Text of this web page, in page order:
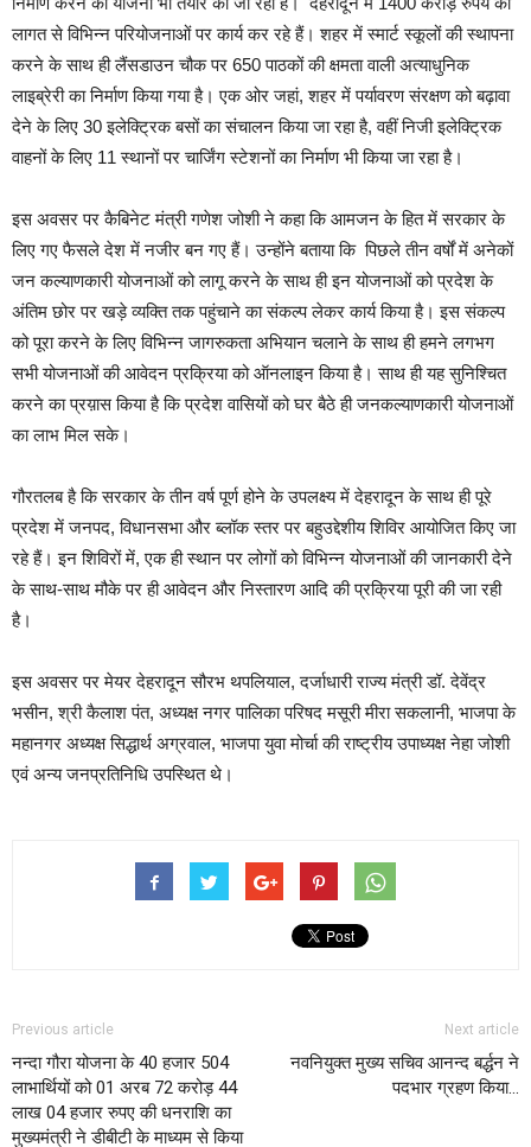
लागत से विभिन्न परियोजनाओं पर कार्य कर रहे हैं। शहर में स्मार्ट स्कूलों की स्थापना
करने के साथ ही लैंसडाउन चौक पर 650 पाठकों की क्षमता वाली अत्याधुनिक
लाइब्रेरी का निर्माण किया गया है। एक ओर जहां, शहर में पर्यावरण संरक्षण को बढ़ावा
देने के लिए 30 इलेक्ट्रिक बसों का संचालन किया जा रहा है, वहीं निजी इलेक्ट्रिक
वाहनों के लिए 11 स्थानों पर चार्जिंग स्टेशनों का निर्माण भी किया जा रहा है।
इस अवसर पर कैबिनेट मंत्री गणेश जोशी ने कहा कि आमजन के हित में सरकार के
लिए गए फैसले देश में नजीर बन गए हैं। उन्होंने बताया कि पिछले तीन वर्षों में अनेकों
जन कल्याणकारी योजनाओं को लागू करने के साथ ही इन योजनाओं को प्रदेश के
अंतिम छोर पर खड़े व्यक्ति तक पहुंचाने का संकल्प लेकर कार्य किया है। इस संकल्प
को पूरा करने के लिए विभिन्न जागरुकता अभियान चलाने के साथ ही हमने लगभग
सभी योजनाओं की आवेदन प्रक्रिया को ऑनलाइन किया है। साथ ही यह सुनिश्चित
करने का प्रय़ास किया है कि प्रदेश वासियों को घर बैठे ही जनकल्याणकारी योजनाओं
का लाभ मिल सके।
गौरतलब है कि सरकार के तीन वर्ष पूर्ण होने के उपलक्ष्य में देहरादून के साथ ही पूरे
प्रदेश में जनपद, विधानसभा और ब्लॉक स्तर पर बहुउद्देशीय शिविर आयोजित किए जा
रहे हैं। इन शिविरों में, एक ही स्थान पर लोगों को विभिन्न योजनाओं की जानकारी देने
के साथ-साथ मौके पर ही आवेदन और निस्तारण आदि की प्रक्रिया पूरी की जा रही
है।
इस अवसर पर मेयर देहरादून सौरभ थपलियाल, दर्जाधारी राज्य मंत्री डॉ. देवेंद्र
भसीन, श्री कैलाश पंत, अध्यक्ष नगर पालिका परिषद मसूरी मीरा सकलानी, भाजपा के
महानगर अध्यक्ष सिद्धार्थ अग्रवाल, भाजपा युवा मोर्चा की राष्ट्रीय उपाध्यक्ष नेहा जोशी
एवं अन्य जनप्रतिनिधि उपस्थित थे।
Previous article
नन्दा गौरा योजना के 40 हजार 504
लाभार्थियों को 01 अरब 72 करोड़ 44
लाख 04 हजार रुपए की धनराशि का
मुख्यमंत्री ने डीबीटी के माध्यम से किया
Next article
नवनियुक्त मुख्य सचिव आनन्द बर्द्धन ने
पदभार ग्रहण किया…